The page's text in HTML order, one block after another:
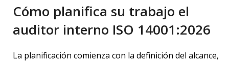
Cómo planifica su trabajo el
auditor interno ISO 14001:2026
La planificación comienza con la definición del alcance,